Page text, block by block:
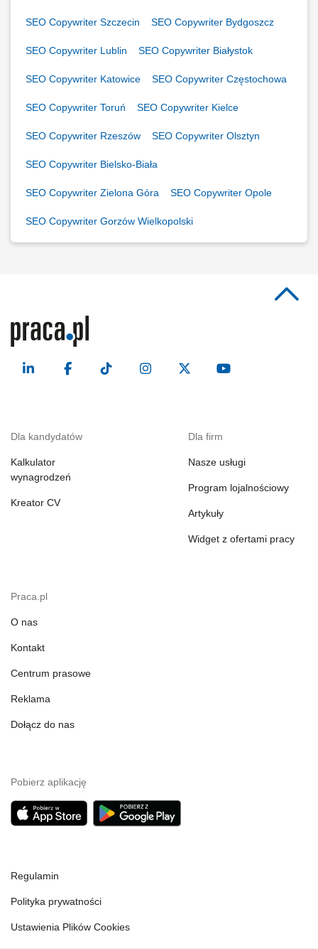
SEO Copywriter Szczecin SEO Copywriter Bydgoszcz
SEO Copywriter Lublin SEO Copywriter Białystok
SEO Copywriter Katowice SEO Copywriter Częstochowa
SEO Copywriter Toruń SEO Copywriter Kielce
SEO Copywriter Rzeszów SEO Copywriter Olsztyn
SEO Copywriter Bielsko-Biała
SEO Copywriter Zielona Góra SEO Copywriter Opole
SEO Copywriter Gorzów Wielkopolski
Dla kandydatów
Kalkulator
wynagrodzeń
Kreator CV
Dla firm
Nasze usługi
Program lojalnościowy
Artykuły
Widget z ofertami pracy
Praca.pl
O nas
Kontakt
Centrum prasowe
Reklama
Dołącz do nas
Pobierz aplikację
Regulamin
Polityka prywatności
Ustawienia Plików Cookies